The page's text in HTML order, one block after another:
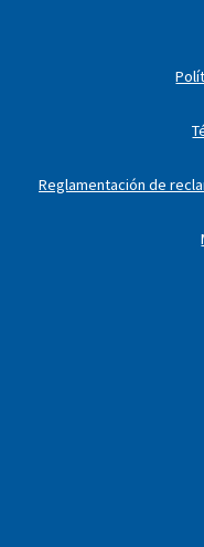
Reglamentación de